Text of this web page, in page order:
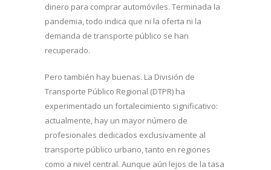
dinero para comprar automóviles. Terminada la
pandemia, todo indica que ni la oferta ni la
demanda de transporte público se han
recuperado.
Pero también hay buenas. La División de
Transporte Público Regional (DTPR) ha
experimentado un fortalecimiento significativo:
actualmente, hay un mayor número de
profesionales dedicados exclusivamente al
transporte público urbano, tanto en regiones
como a nivel central. Aunque aún lejos de la tasa